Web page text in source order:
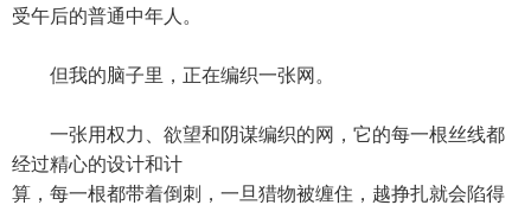
受午后的普通中年人。
但我的脑子里，正在编织一张网。
一张用权力、欲望和阴谋编织的网，它的每一根丝线都
经过精心的设计和计
算，每一根都带着倒刺，一旦猎物被缠住，越挣扎就会陷得